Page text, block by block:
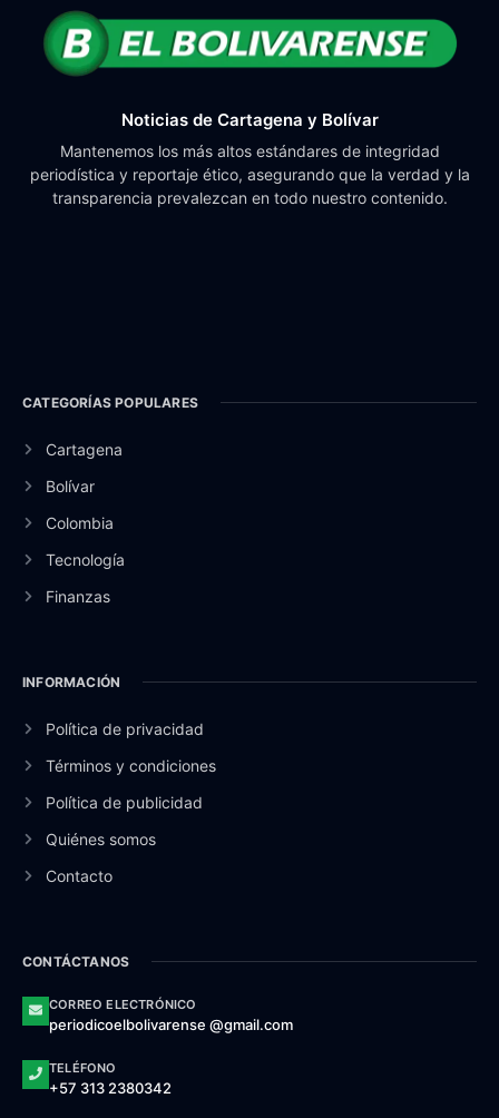
Noticias de Cartagena y Bolívar
Mantenemos los más altos estándares de integridad
periodística y reportaje ético, asegurando que la verdad y la
transparencia prevalezcan en todo nuestro contenido.
CATEGORÍAS POPULARES
Cartagena
Bolívar
Colombia
Tecnología
Finanzas
INFORMACIÓN
Política de privacidad
Términos y condiciones
Política de publicidad
Quiénes somos
Contacto
CONTÁCTANOS
CORREO ELECTRÓNICO
periodicoelbolivarense @gmail.com
TELÉFONO
+57 313 2380342